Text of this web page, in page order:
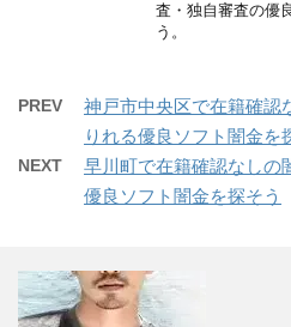
査・独自審査の優
う。
PREV
神戸市中央区で在籍確認
りれる優良ソフト闇金を
NEXT
早川町で在籍確認なしの
優良ソフト闇金を探そう